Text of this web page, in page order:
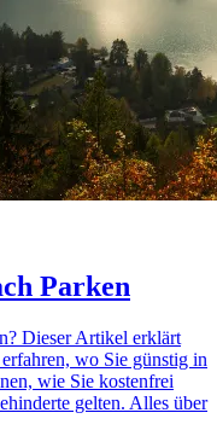
Parken
Dieser Artikel erklärt
wo Sie günstig in
wie Sie kostenfrei
gelten. Alles über